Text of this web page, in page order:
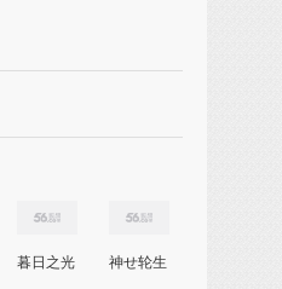
暮日之光 神せ轮生